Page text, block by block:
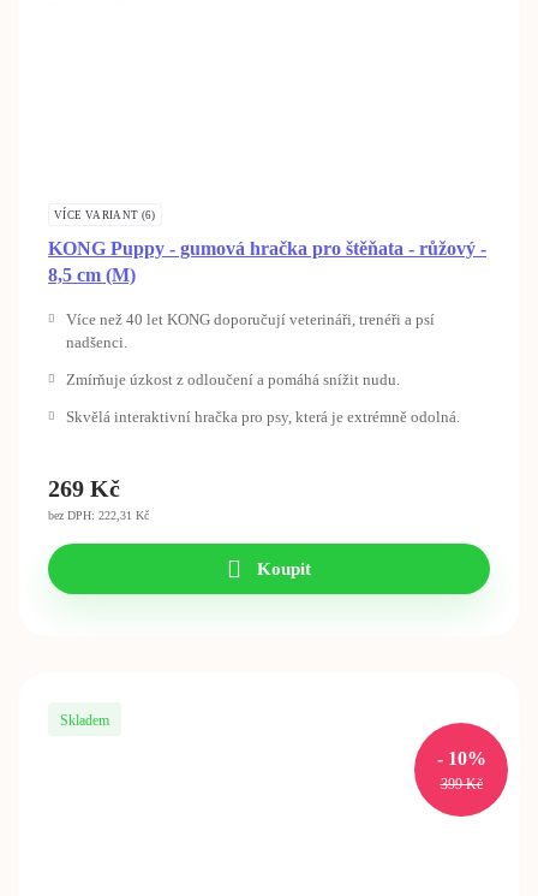
VÍCE VARIANT (6)
KONG Puppy - gumová hračka pro štěňata - růžový -
8,5 cm (M)
Více než 40 let KONG doporučují veterináři, trenéři a psí
nadšenci.
Zmírňuje úzkost z odloučení a pomáhá snížit nudu.
Skvělá interaktivní hračka pro psy, která je extrémně odolná.
269 Kč
bez DPH: 222,31 Kč
Koupit
- 10%
399KčOriginal
price
Current
price
Skladem